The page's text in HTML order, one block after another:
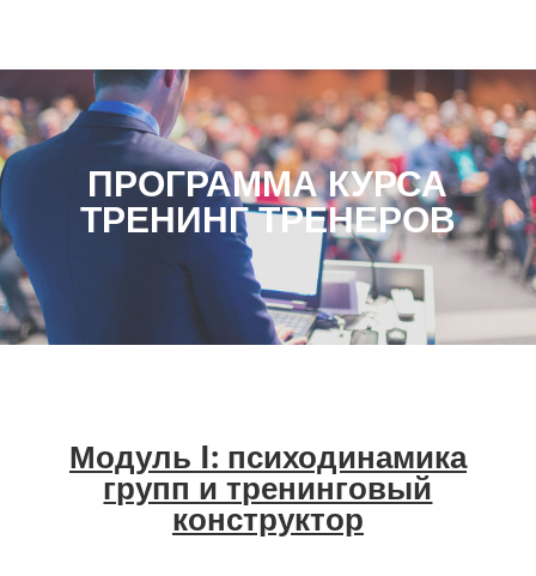
ПРОГРАММА КУРСА
ТРЕНИНГ ТРЕНЕРОВ
Модуль I: психодинамика
групп и тренинговый
конструктор